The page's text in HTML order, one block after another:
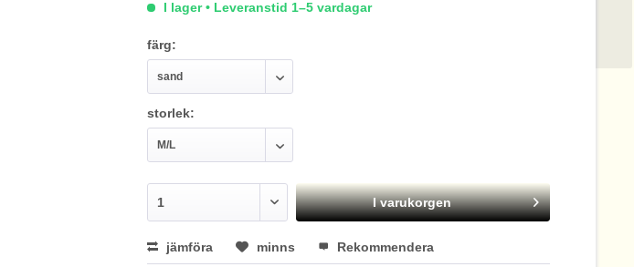
I lager • Leveranstid 1–5 vardagar
färg:
storlek:
I varukorgen
jämföra minns Rekommendera